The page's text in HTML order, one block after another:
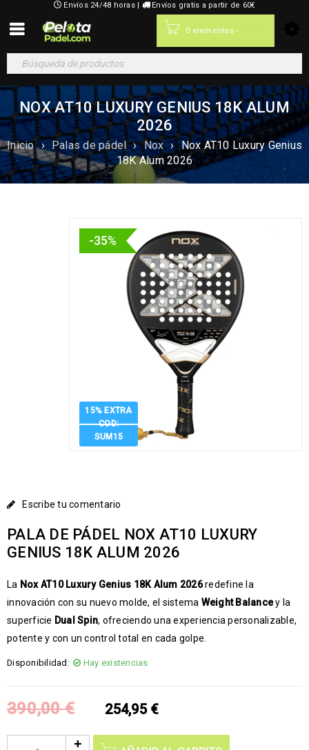
Envíos 24/48 horas | Envíos gratis a partir de 60€
0 elementos -
NOX AT10 LUXURY GENIUS 18K ALUM
2026
Inicio › Palas de pádel › Nox ›
Nox AT10 Luxury Genius
18K Alum 2026
-35%
15% EXTRA
COD:
SUM15
Escribe tu comentario
PALA DE PÁDEL NOX AT10 LUXURY
GENIUS 18K ALUM 2026
La Nox AT10 Luxury Genius 18K Alum 2026redefine la
innovación con su nuevo molde, el sistema Weight Balancey la
superficie Dual Spin, ofreciendo una experiencia personalizable,
potente y con un control total en cada golpe.
Disponibilidad: Hay existencias
390,00€ 254,95 €